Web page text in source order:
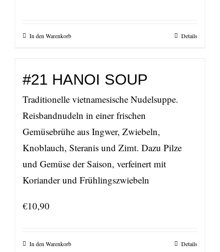
In den Warenkorb Details
#21 HANOI SOUP
Traditionelle vietnamesische Nudelsuppe.
Reisbandnudeln in einer frischen
Gemüsebrühe aus Ingwer, Zwiebeln,
Knoblauch, Steranis und Zimt. Dazu Pilze
und Gemüse der Saison, verfeinert mit
Koriander und Frühlingszwiebeln
€10,90
In den Warenkorb Details